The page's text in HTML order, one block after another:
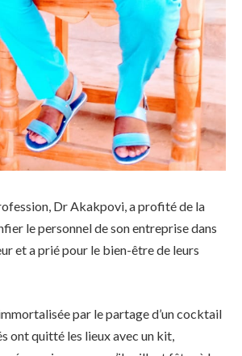
Dr Akakpovi, a profité de la
le personnel de son entreprise dans
et a prié pour le bien-être de leurs
par le partage d’un cocktail
ont quitté les lieux avec un kit,